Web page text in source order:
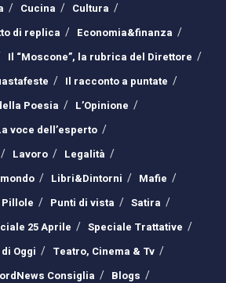
Cucina
Cultura
di replica
Economia&finanza
Il “Moscone”, la rubrica del Direttore
Il racconto a puntate
Poesia
L’Opinione
voce dell’esperto
Lavoro
Legalità
Libri&Dintorni
Mafie
Pillole Punti di vista
Satira
25 Aprile
Speciale Trattative
Oggi
Teatro, Cinema & Tv
Consiglia Blogs